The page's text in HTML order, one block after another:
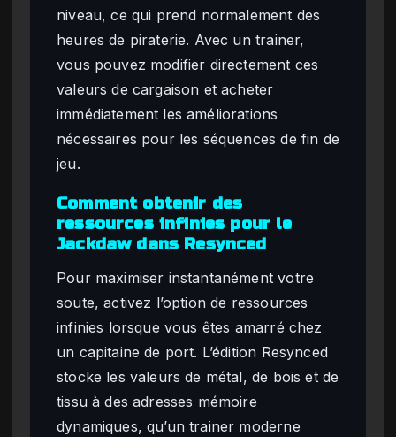
niveau, ce qui prend normalement des
heures de piraterie. Avec un trainer,
vous pouvez modifier directement ces
valeurs de cargaison et acheter
immédiatement les améliorations
nécessaires pour les séquences de fin de
jeu.
Comment obtenir des
ressources infinies pour le
Jackdaw dans Resynced
Pour maximiser instantanément votre
soute, activez l’option de ressources
infinies lorsque vous êtes amarré chez
un capitaine de port. L’édition Resynced
stocke les valeurs de métal, de bois et de
tissu à des adresses mémoire
dynamiques, qu’un trainer moderne